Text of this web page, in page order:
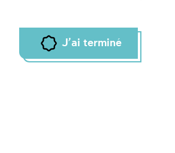
J'ai terminé